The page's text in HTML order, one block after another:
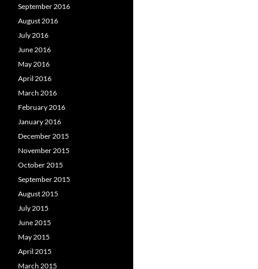
September 2016
August 2016
July 2016
June 2016
May 2016
April 2016
March 2016
February 2016
January 2016
December 2015
November 2015
October 2015
September 2015
August 2015
July 2015
June 2015
May 2015
April 2015
March 2015